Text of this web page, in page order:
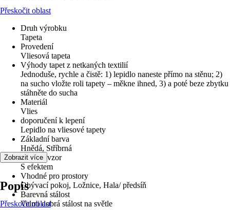
Přeskočit oblast
Druh výrobku
Tapeta
Provedení
Vliesová tapeta
Výhody tapet z netkaných textilií
Jednoduše, rychle a čistě: 1) lepidlo naneste přímo na stěnu; 2)
na sucho vložte roli tapety – měkne ihned, 3) a poté beze zbytku
stáhněte do sucha
Materiál
Vlies
doporučení k lepení
Lepidlo na vliesové tapety
Základní barva
Hnědá, Stříbrná
Dekor / vzor
S efektem
Vhodné pro prostory
Obývací pokoj, Ložnice, Hala/ předsíň
Barevná stálost
Velmi dobrá stálost na světle
Zobrazit více
Popis
Přeskočit oblast